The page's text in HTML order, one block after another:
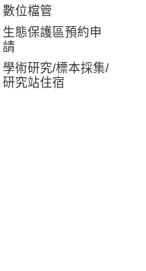
數位檔管
生態保護區預約申
請
學術研究/標本採集/
研究站住宿